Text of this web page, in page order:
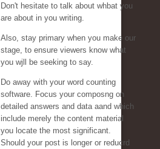
Don't hesitate to talk about whbat you
are about in you writing.
Also, stay primary when you make our
stage, to ensure viewers know what
you wjll be seeking to say.
Do away with your word counting
software. Focus your composng on
detailed answers and data aand which
include merely the content material
you locate the most significant.
Should your post is longer or reducrd